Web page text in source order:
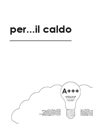
per...il caldo